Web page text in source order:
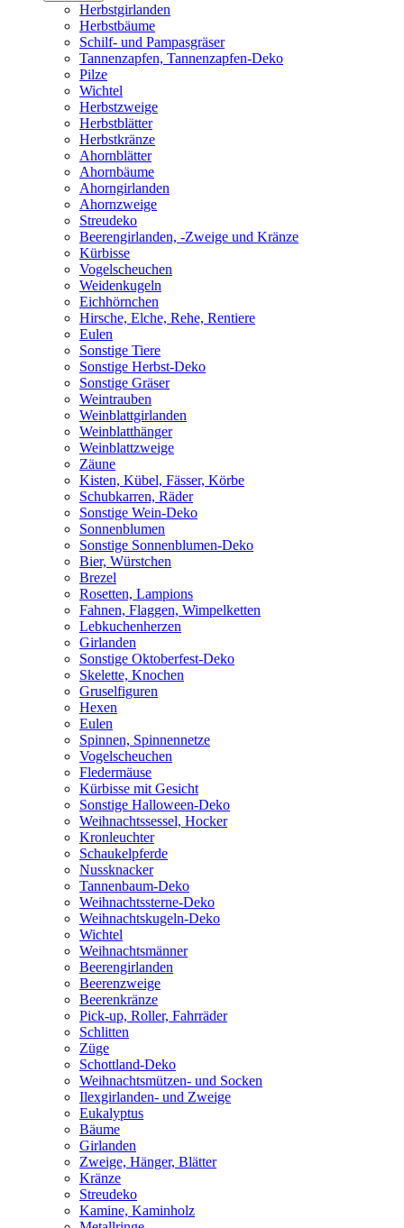
Herbstgirlanden
Herbstbäume
Schilf- und Pampasgräser
Tannenzapfen, Tannenzapfen-Deko
Pilze
Wichtel
Herbstzweige
Herbstblätter
Herbstkränze
Ahornblätter
Ahornbäume
Ahorngirlanden
Ahornzweige
Streudeko
Beerengirlanden, -Zweige und Kränze
Kürbisse
Vogelscheuchen
Weidenkugeln
Eichhörnchen
Hirsche, Elche, Rehe, Rentiere
Eulen
Sonstige Tiere
Sonstige Herbst-Deko
Sonstige Gräser
Weintrauben
Weinblattgirlanden
Weinblatthänger
Weinblattzweige
Zäune
Kisten, Kübel, Fässer, Körbe
Schubkarren, Räder
Sonstige Wein-Deko
Sonnenblumen
Sonstige Sonnenblumen-Deko
Bier, Würstchen
Brezel
Rosetten, Lampions
Fahnen, Flaggen, Wimpelketten
Lebkuchenherzen
Girlanden
Sonstige Oktoberfest-Deko
Skelette, Knochen
Gruselfiguren
Hexen
Eulen
Spinnen, Spinnennetze
Vogelscheuchen
Fledermäuse
Kürbisse mit Gesicht
Sonstige Halloween-Deko
Weihnachtssessel, Hocker
Kronleuchter
Schaukelpferde
Nussknacker
Tannenbaum-Deko
Weihnachtssterne-Deko
Weihnachtskugeln-Deko
Wichtel
Weihnachtsmänner
Beerengirlanden
Beerenzweige
Beerenkränze
Pick-up, Roller, Fahrräder
Schlitten
Züge
Schottland-Deko
Weihnachtsmützen- und Socken
Ilexgirlanden- und Zweige
Eukalyptus
Bäume
Girlanden
Zweige, Hänger, Blätter
Kränze
Streudeko
Kamine, Kaminholz